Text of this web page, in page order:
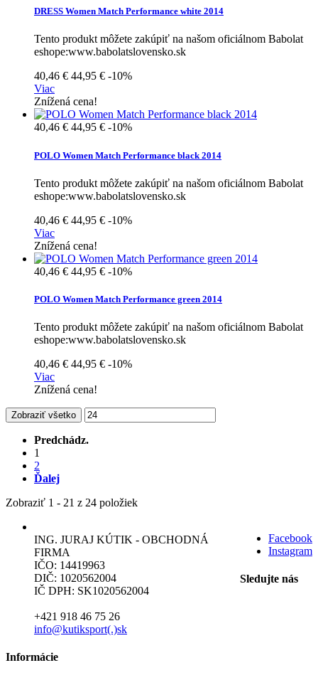
DRESS Women Match Performance white 2014
Tento produkt môžete zakúpiť na našom oficiálnom Babolat
eshope:www.babolatslovensko.sk
40,46 € 44,95 € -10%
Viac
Znížená cena!
40,46 € 44,95 € -10%
POLO Women Match Performance black 2014
Tento produkt môžete zakúpiť na našom oficiálnom Babolat
eshope:www.babolatslovensko.sk
40,46 € 44,95 € -10%
Viac
Znížená cena!
40,46 € 44,95 € -10%
POLO Women Match Performance green 2014
Tento produkt môžete zakúpiť na našom oficiálnom Babolat
eshope:www.babolatslovensko.sk
40,46 € 44,95 € -10%
Viac
Znížená cena!
Zobraziť všetko
Predchádz.
1
2
Ďalej
Zobraziť 1 - 21 z 24 položiek
Facebook
Instagram
Sledujte nás
ING. JURAJ KÚTIK - OBCHODNÁ
FIRMA
IČO: 14419963
DIČ: 1020562004
IČ DPH: SK1020562004
+421 918 46 75 26
info@kutiksport(.)sk
Informácie